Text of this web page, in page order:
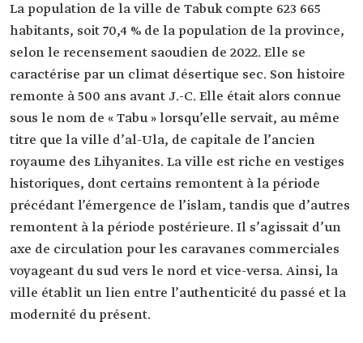
La population de la ville de Tabuk compte 623 665
habitants, soit 70,4 % de la population de la province,
selon le recensement saoudien de 2022. Elle se
caractérise par un climat désertique sec. Son histoire
remonte à 500 ans avant J.-C. Elle était alors connue
sous le nom de « Tabu » lorsqu’elle servait, au même
titre que la ville d’al-Ula, de capitale de l’ancien
royaume des Lihyanites. La ville est riche en vestiges
historiques, dont certains remontent à la période
précédant l’émergence de l’islam, tandis que d’autres
remontent à la période postérieure. Il s’agissait d’un
axe de circulation pour les caravanes commerciales
voyageant du sud vers le nord et vice-versa. Ainsi, la
ville établit un lien entre l’authenticité du passé et la
modernité du présent.